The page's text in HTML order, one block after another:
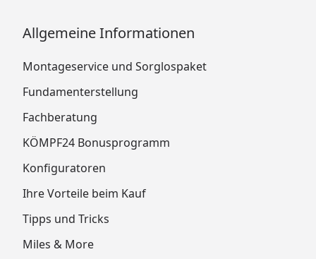
Allgemeine Informationen
Montageservice und Sorglospaket
Fundamenterstellung
Fachberatung
KÖMPF24 Bonusprogramm
Konfiguratoren
Ihre Vorteile beim Kauf
Tipps und Tricks
Miles & More